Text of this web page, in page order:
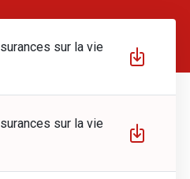
sur la vie
sur la vie